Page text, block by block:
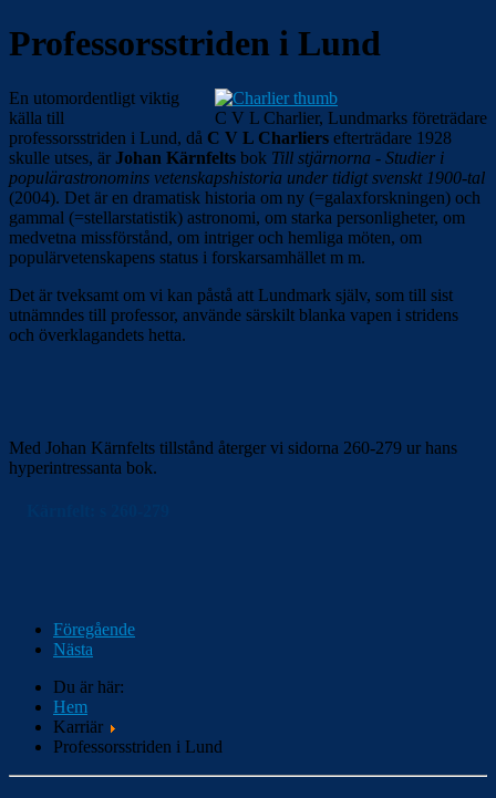
Professorsstriden i Lund
C V L Charlier, Lundmarks företrädare
En utomordentligt viktig
källa till
professorsstriden i Lund, då C V L Charliers efterträdare 1928
skulle utses, är Johan Kärnfelts bok Till stjärnorna - Studier i
populärastronomins vetenskapshistoria under tidigt svenskt 1900-tal
(2004). Det är en dramatisk historia om ny (=galaxforskningen) och
gammal (=stellar­statistik) astronomi, om starka personligheter, om
medvetna missförstånd, om intriger och hemliga möten, om
populärvetenskapens status i forskarsamhället m m.
Det är tveksamt om vi kan påstå att Lundmark själv, som till sist
utnämndes till professor, använde särskilt blanka vapen i stridens
och överklagandets hetta.
Med Johan Kärnfelts tillstånd återger vi sidorna 260-279 ur hans
hyperintressanta bok.
Föregående
Nästa
Du är här:
Hem
Karriär
Professorsstriden i Lund